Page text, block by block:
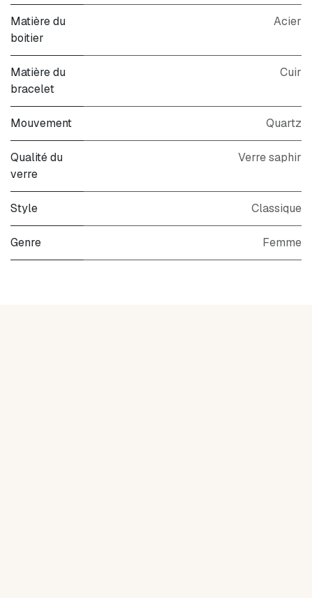
Matière du
boitier
Acier
Matière du
bracelet
Cuir
Mouvement Quartz
Qualité du
verre
Verre saphir
Style Classique
Genre Femme